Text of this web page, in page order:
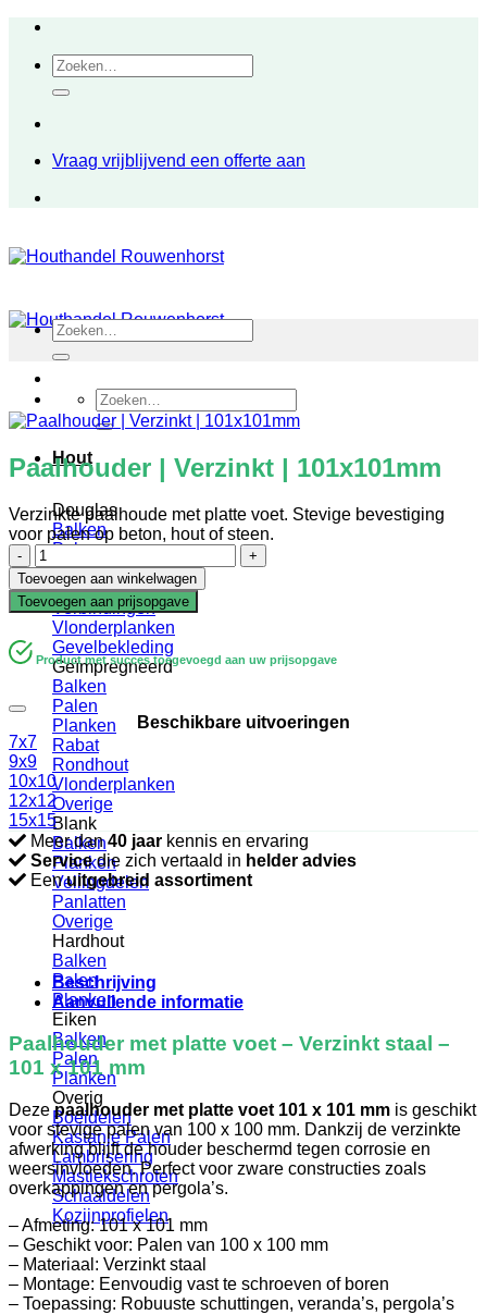
inhoudZoeken
naar:
Vraag vrijblijvend een offerte aan
Zoeken
naar:
Hout
Douglas
Balken
Palen
Planken
Rabat
Verbindingen
Vlonderplanken
Gevelbekleding
Geïmpregneerd
Balken
Palen
Planken
Rabat
Rondhout
Vlonderplanken
Overige
Blank
Balken
Planken
Vellingdelen
Panlatten
Overige
Hardhout
Balken
Palen
Planken
Eiken
Balken
Palen
Planken
Overig
Boeidelen
Kastanje Palen
Lambrisering
Mastiekschroten
Schaaldelen
Kozijnprofielen
Zoeken
naar:
Paalhouder | Verzinkt | 101x101mm
Verzinkte paalhoude met platte voet. Stevige bevestiging
voor palen op beton, hout of steen.
Paalhouder
|
Verzinkt
|
101x101mm
aantal
Toevoegen aan winkelwagen
Toevoegen aan prijsopgave
Product met succes toegevoegd aan uw prijsopgave
Beschikbare uitvoeringen
7x7
9x9
10x10
12x12
15x15
Meer dan40 jaar kennis en ervaring
Servicedie zich vertaald in helder advies
Eenuitgebreid assortiment
Beschrijving
Aanvullende informatie
Paalhouder met platte voet – Verzinkt staal –
101 x 101 mm
Dezepaalhouder met platte voet 101 x 101 mm is geschikt
voor stevige palen van 100 x 100 mm. Dankzij de verzinkte
afwerking blijft de houder beschermd tegen corrosie en
weersinvloeden. Perfect voor zware constructies zoals
overkappingen en pergola’s.
– Afmeting: 101 x 101 mm
– Geschikt voor: Palen van 100 x 100 mm
– Materiaal: Verzinkt staal
– Montage: Eenvoudig vast te schroeven of boren
– Toepassing: Robuuste schuttingen, veranda’s, pergola’s